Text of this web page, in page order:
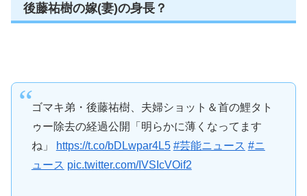
後藤祐樹の嫁(妻)の身長？
ゴマキ弟・後藤祐樹、夫婦ショット＆首の鯉タト
ゥー除去の経過公開「明らかに薄くなってます
ね」
https://t.co/bDLwpar4L5 #芸能ニュース #ニ
ュース pic.twitter.com/IVSIcVOif2